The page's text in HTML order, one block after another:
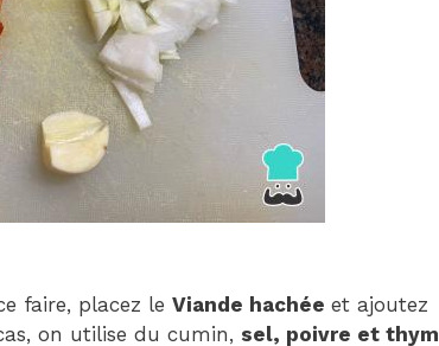
faire, placez le Viande hachée et ajoutez
on utilise du cumin, sel, poivre et thym